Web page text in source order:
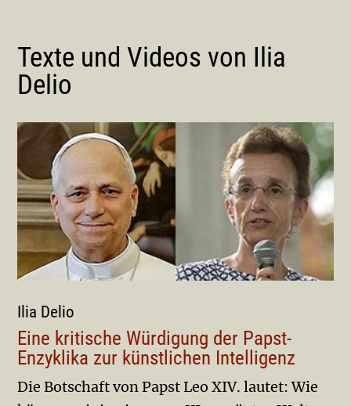
Texte und Videos von Ilia
Delio
Ilia Delio
Eine kritische Würdigung der Papst-
Enzyklika zur künstlichen Intelligenz
Die Botschaft von Papst Leo XIV. lautet: Wie